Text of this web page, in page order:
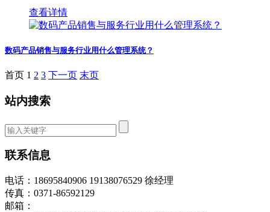
查看详情
数码产品销售与服务行业用什么管理系统？
首页 1 2 3 下一页 末页
站内搜索
联系信息
电话：18695840906 19138076529 徐经理
传真：0371-86592129
邮箱：